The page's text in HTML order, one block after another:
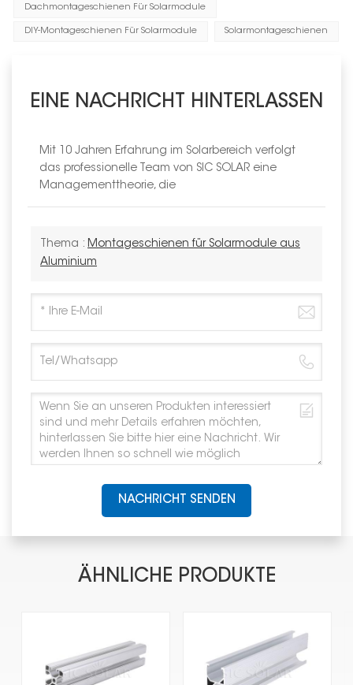
Dachmontageschienen Für Solarmodule
DIY-Montageschienen Für Solarmodule Solarmontageschienen
EINE NACHRICHT HINTERLASSEN
Mit 10 Jahren Erfahrung im Solarbereich verfolgt
das professionelle Team von SIC SOLAR eine
Managementtheorie, die
Thema : Montageschienen für Solarmodule aus
Aluminium
NACHRICHT SENDEN
ÄHNLICHE PRODUKTE